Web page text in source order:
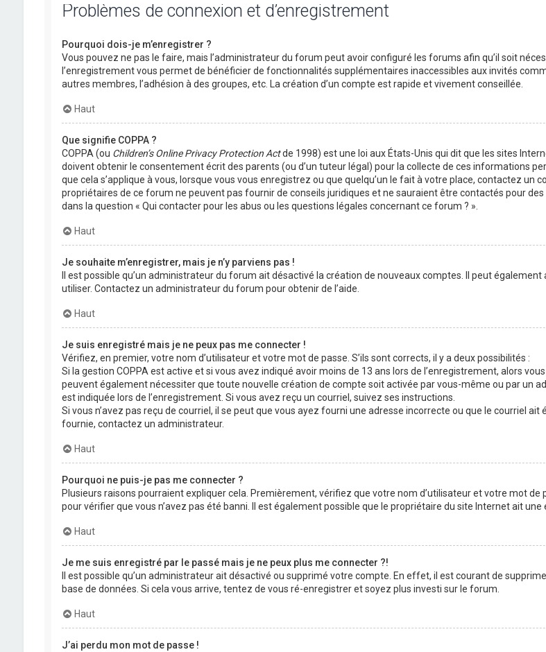
Problèmes de connexion et d’enregistrement
Pourquoi dois-je m’enregistrer ?
Vous pouvez ne pas le faire, mais l’administrateur du forum peut avoir configuré les forums afin qu’il soit
l’enregistrement vous permet de bénéficier de fonctionnalités supplémentaires inaccessibles aux invités
autres membres, l’adhésion à des groupes, etc. La création d’un compte est rapide et vivement conseillée.
Haut
Que signifie COPPA ?
COPPA (ou Children’s Online Privacy Protection Actde 1998) est une loi aux États-Unis qui dit que les sites
doivent obtenir le consentement écrit des parents (ou d’un tuteur légal) pour la collecte de ces informations
que cela s’applique à vous, lorsque vous vous enregistrez ou que quelqu’un le fait à votre place, contactez un
propriétaires de ce forum ne peuvent pas fournir de conseils juridiques et ne sauraient être contactés pour
dans la question « Qui contacter pour les abus ou les questions légales concernant ce forum ? ».
Haut
Je souhaite m’enregistrer, mais je n’y parviens pas !
Il est possible qu’un administrateur du forum ait désactivé la création de nouveaux comptes. Il peut
utiliser. Contactez un administrateur du forum pour obtenir de l’aide.
Haut
Je suis enregistré mais je ne peux pas me connecter !
Vérifiez, en premier, votre nom d’utilisateur et votre mot de passe. S’ils sont corrects, il y a deux possibilités :
Si la gestion COPPA est active et si vous avez indiqué avoir moins de 13 ans lors de l’enregistrement, alors
peuvent également nécessiter que toute nouvelle création de compte soit activée par vous-même ou par un
est indiquée lors de l’enregistrement. Si vous avez reçu un courriel, suivez ses instructions.
Si vous n’avez pas reçu de courriel, il se peut que vous ayez fourni une adresse incorrecte ou que le courriel
fournie, contactez un administrateur.
Haut
Pourquoi ne puis-je pas me connecter ?
Plusieurs raisons pourraient expliquer cela. Premièrement, vérifiez que votre nom d’utilisateur et votre mot
pour vérifier que vous n’avez pas été banni. Il est également possible que le propriétaire du site Internet ait
Haut
Je me suis enregistré par le passé mais je ne peux plus me connecter ?!
Il est possible qu’un administrateur ait désactivé ou supprimé votre compte. En effet, il est courant de
base de données. Si cela vous arrive, tentez de vous ré-enregistrer et soyez plus investi sur le forum.
Haut
J’ai perdu mon mot de passe !